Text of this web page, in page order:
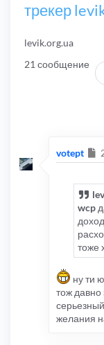
трекер
levik.org.ua
21 сообщение
votept
wcp
тоже
ну ти
тож давно
желания